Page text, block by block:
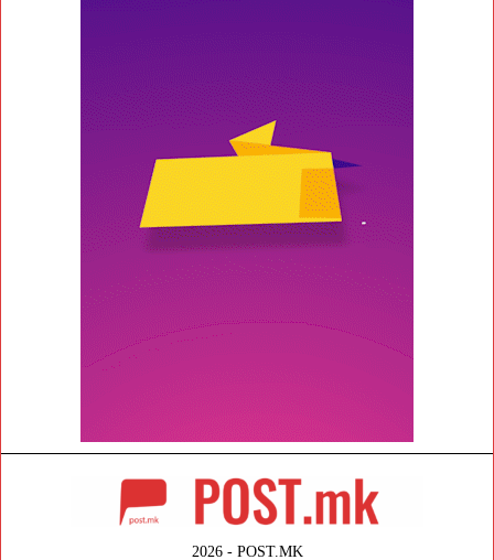
2026 - POST.MK